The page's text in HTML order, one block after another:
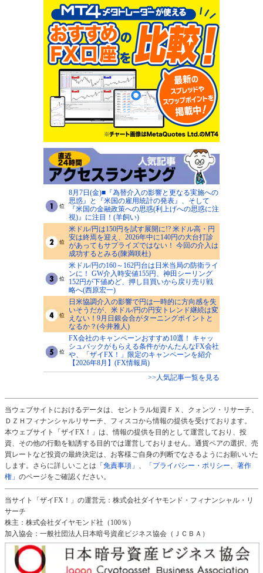
8月7日(金)■『為替介入の影響と更なる実施への
思惑』と『米国の雇用統計の発表』、そして
『米国の金融政策への思惑(利上げへの思惑に注
視)』に注目！(羊飼い)
米ドル/円は150円を試す展開に!? 米ドル高・円
安は終焉を迎え、2026年中に140円の大台打診
があってもサプライズではない！ 今回の介入は
成功するとみる(陳満咲杜)
米ドル/円の160～162円台は日米当局の防衛ライ
ンに！ GW介入時安値155円、神田シーリング
152円が下値めど、押し目買いから戻り売り戦
略へ(西原宏一)
日米協調介入の影響で円は一時的に方向感を失
いそうだが、米ドル/円の円安トレンド継続は変
えない！9月日銀会合がターニングポイントと
なるか？(今井雅人)
FX会社のキャンペーンおすすめ10選！ キャッ
シュバックがもらえる条件がかんたんなFX会社
や、「ザイFX！」限定のキャンペーンを紹介
【2026年8月】(FX情報局)
>>人気記事一覧を見る
当ウェブサイトにおけるデータは、セントラル短資ＦＸ、クォンツ・リサーチ、
ＤＺＨフィナンシャルリサーチ、フィスコから情報の提供を受けております。
本ウェブサイト「ザイFX！」は、情報の提供を目的として運営しており、投
資、その他の行動を勧誘する目的では運営しておりません。通貨ペアの選択、売
買レートなど投資の最終決定は、お客様ご自身の判断でなさるようにお願いいた
します。さらに詳しいことは 「免責事項」
「プライバシー・ポリシー、著作
権」 のページをご確認ください。
当サイト「ザイFX！」の運営元：株式会社ダイヤモンド・フィナンシャル・リ
サーチ
株主：株式会社ダイヤモンド社（100％）
加入協会：一般社団法人日本暗号資産ビジネス協会（ＪＣＢＡ）